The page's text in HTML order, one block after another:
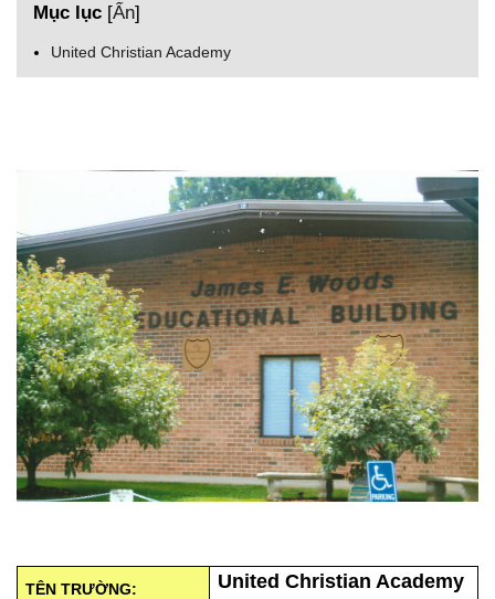
Mục lục [Ẩn]
United Christian Academy
TÊN TRƯỜNG: United Christian Academy